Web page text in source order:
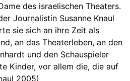
des israelischen Theaters.
Journalistin Susanne Knaul
sie sich an ihre Zeit als
an das Theaterleben, an den
und den Schauspieler
Kinder, vor allem die, die auf
2005)